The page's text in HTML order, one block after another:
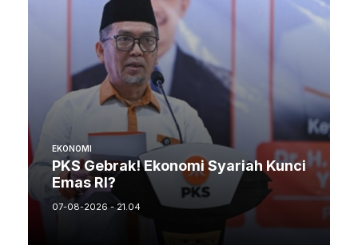
EKONOMI
PKS Gebrak! Ekonomi Syariah Kunci
Emas RI?
07-08-2026 - 21.04